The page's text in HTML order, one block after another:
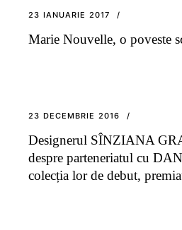
23 IANUARIE 2017
Marie Nouvelle, o poveste
23 DECEMBRIE 2016
Designerul SÎNZIANA
despre parteneriatul cu
colecția lor de debut,